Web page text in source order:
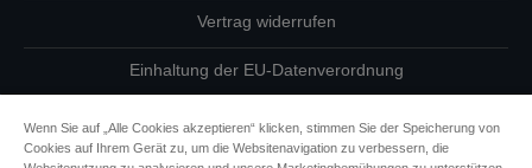
Vertrag widerrufen
Einhaltung der EU-Datenverordnung
Wenn Sie auf „Alle Cookies akzeptieren“ klicken, stimmen Sie der Speicherung von
Cookies auf Ihrem Gerät zu, um die Websitenavigation zu verbessern, die